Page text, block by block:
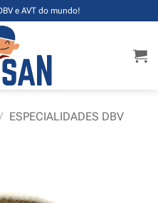
e AVT do mundo!
/ ESPECIALIDADES DBV